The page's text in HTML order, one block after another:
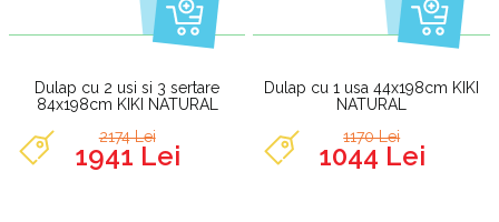
Dulap cu 2 usi si 3 sertare
84x198cm KIKI NATURAL
2174 Lei
1941 Lei
Dulap cu 1 usa 44x198cm KIKI
NATURAL
1170 Lei
1044 Lei